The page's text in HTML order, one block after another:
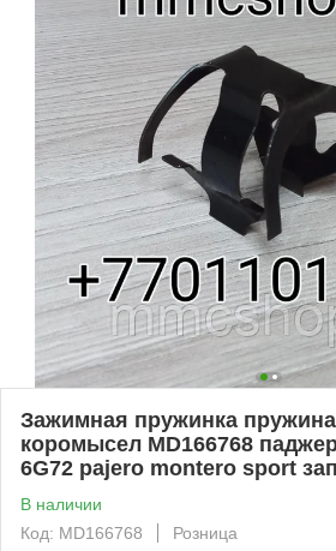
Зажимная пружинка
коромысел MD166768
6G72 pajero montero sport
В наличии
Код: MD166768
Розница